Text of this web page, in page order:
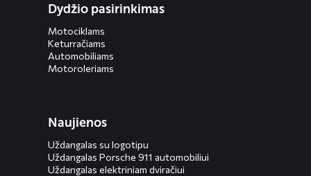
Dydžio pasirinkimas
Motociklams
Keturračiams
Automobiliams
Motoroleriams
Naujienos
Uždangalas su logotipu
Uždangalas Porsche 911 automobiliui
Uždangalas elektriniam dviračiui